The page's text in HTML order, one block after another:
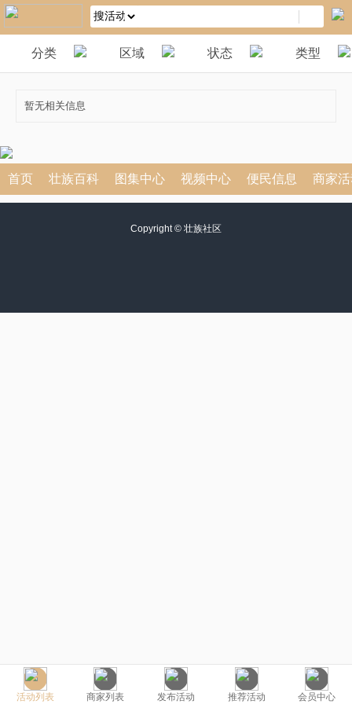
分类 区域 状态 类型
暂无相关信息
活动列表 商家列表 发布活动 推荐活动 会员中心
首页 壮族百科 图集中心 视频中心 便民信息 商家
Copyright © 壮族社区